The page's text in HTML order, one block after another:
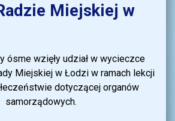
Miejskiej w
ósme wzięły udział w wycieczce
Miejskiej w Łodzi w ramach lekcji
dotyczącej organów
samorządowych.